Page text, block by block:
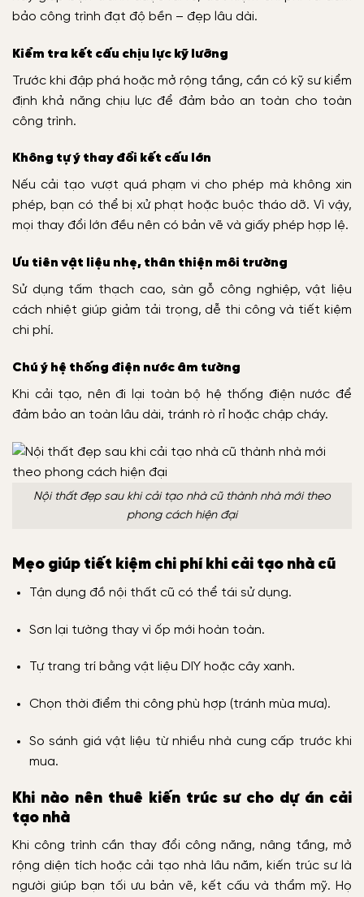
bảo công trình đạt độ bền – đẹp lâu dài.
Kiểm tra kết cấu chịu lực kỹ lưỡng
Trước khi đập phá hoặc mở rộng tầng, cần có kỹ sư kiểm
định khả năng chịu lực để đảm bảo an toàn cho toàn
công trình.
Không tự ý thay đổi kết cấu lớn
Nếu cải tạo vượt quá phạm vi cho phép mà không xin
phép, bạn có thể bị xử phạt hoặc buộc tháo dỡ. Vì vậy,
mọi thay đổi lớn đều nên có bản vẽ và giấy phép hợp lệ.
Ưu tiên vật liệu nhẹ, thân thiện môi trường
Sử dụng tấm thạch cao, sàn gỗ công nghiệp, vật liệu
cách nhiệt giúp giảm tải trọng, dễ thi công và tiết kiệm
chi phí.
Chú ý hệ thống điện nước âm tường
Khi cải tạo, nên đi lại toàn bộ hệ thống điện nước để
đảm bảo an toàn lâu dài, tránh rò rỉ hoặc chập cháy.
Nội thất đẹp sau khi cải tạo nhà cũ thành nhà mới theo
phong cách hiện đại
Mẹo giúp tiết kiệm chi phí khi cải tạo nhà cũ
Tận dụng đồ nội thất cũ có thể tái sử dụng.
Sơn lại tường thay vì ốp mới hoàn toàn.
Tự trang trí bằng vật liệu DIY hoặc cây xanh.
Chọn thời điểm thi công phù hợp (tránh mùa mưa).
So sánh giá vật liệu từ nhiều nhà cung cấp trước khi
mua.
Khi nào nên thuê kiến trúc sư cho dự án cải
tạo nhà
Khi công trình cần thay đổi công năng, nâng tầng, mở
rộng diện tích hoặc cải tạo nhà lâu năm, kiến trúc sư là
người giúp bạn tối ưu bản vẽ, kết cấu và thẩm mỹ. Họ